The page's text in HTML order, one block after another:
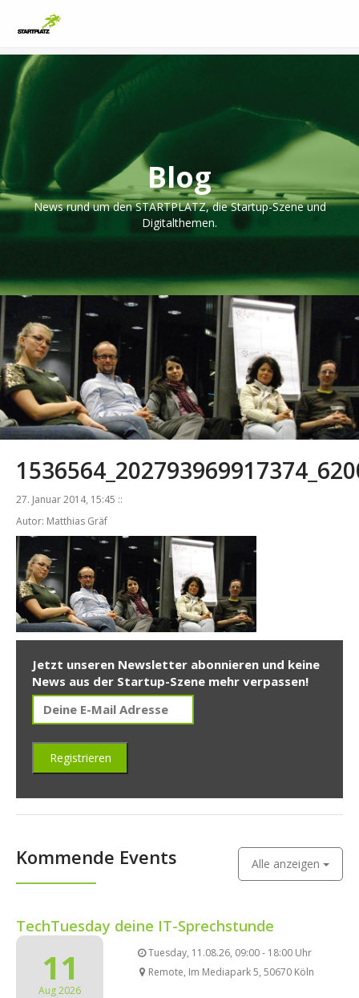
Blog
News rund um den STARTPLATZ, die Startup-Szene und
Digitalthemen.
27. Januar 2014, 15:45 ::
Autor: Matthias Gräf
Jetzt unseren Newsletter abonnieren und keine
News aus der Startup-Szene mehr verpassen!
Kommende Events Alle anzeigen
TechTuesday deine IT-Sprechstunde
11
Aug 2026
Tuesday, 11.08.26, 09:00 - 18:00 Uhr
Remote, Im Mediapark 5, 50670 Köln